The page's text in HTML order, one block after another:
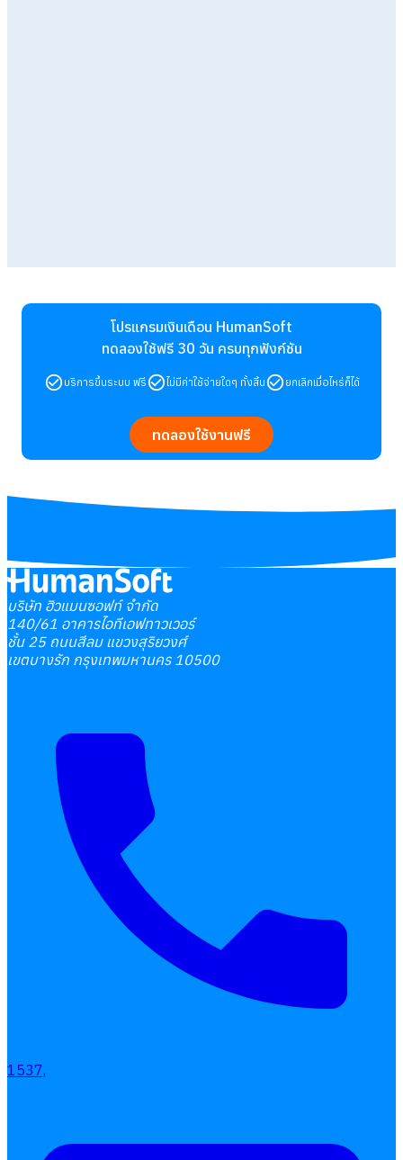
โปรแกรมเงินเดือน HumanSoft
ทดลองใช้ฟรี 30 วัน ครบทุกฟังก์ชัน
บริการขึ้นระบบ ฟรี ไม่มีค่าใช้จ่ายใดๆ ทั้งสิ้น ยกเลิกเมื่อไหร่ก็ได้
ทดลองใช้งานฟรี
บริษัท ฮิวแมนซอฟท์ จำกัด
140/61 อาคารไอทีเอฟทาวเวอร์
ชั้น 25 ถนนสีลม แขวงสุริยวงศ์
เขตบางรัก กรุงเทพมหานคร 10500
1537,